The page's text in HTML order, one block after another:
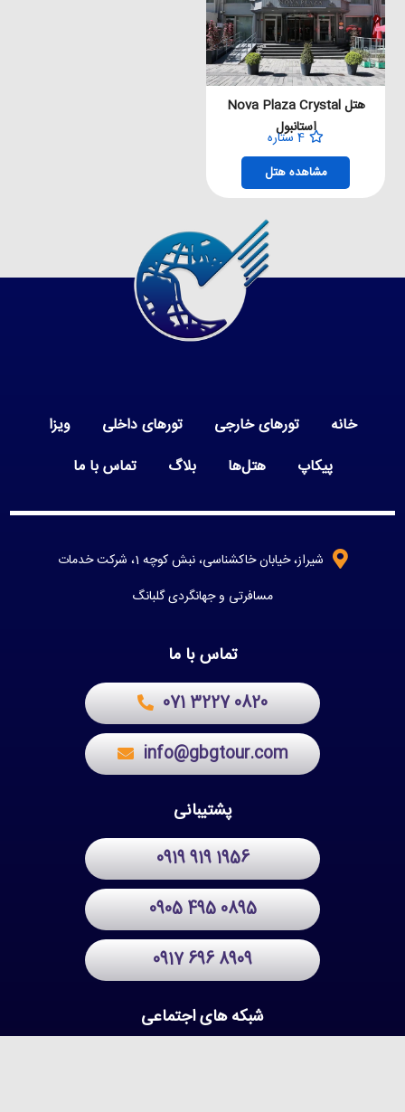
هتل Nova Plaza Crystal
استانبول
4 ستاره
مشاهده هتل
خانه تورهای خارجی تورهای داخلی
ویزا
پیکاپ
هتل‌ها بلاگ تماس با ما
شیراز، خیابان خاکشناسی، نبش کوچه 1، شرکت خدمات
مسافرتی و جهانگردی گلبانگ
تماس با ما
071 3227 0820
info@gbgtour.com
پشتیبانی
0919 919 1956
0905 495 0895
0917 696 8909
شبکه های اجتماعی